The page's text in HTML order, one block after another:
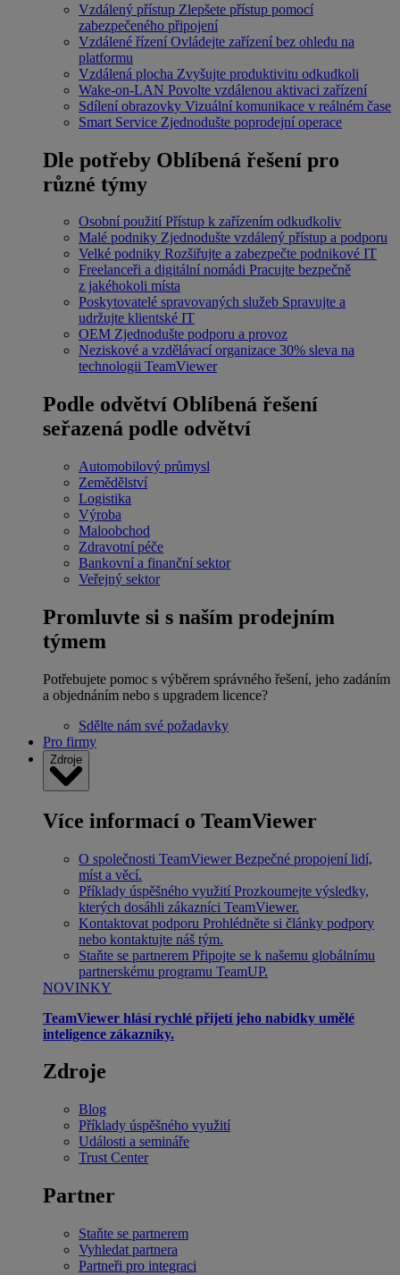
Vzdálený přístup Zlepšete přístup pomocí
zabezpečeného připojení
Vzdálené řízení Ovládejte zařízení bez ohledu na
platformu
Vzdálená plocha Zvyšujte produktivitu odkudkoli
Wake-on-LAN Povolte vzdálenou aktivaci zařízení
Sdílení obrazovky Vizuální komunikace v reálném čase
Smart Service Zjednodušte poprodejní operace
Dle potřeby Oblíbená řešení pro
různé týmy
Osobní použití Přístup k zařízením odkudkoliv
Malé podniky Zjednodušte vzdálený přístup a podporu
Velké podniky Rozšiřujte a zabezpečte podnikové IT
Freelanceři a digitální nomádi Pracujte bezpečně
z jakéhokoli místa
Poskytovatelé spravovaných služeb Spravujte a
udržujte klientské IT
OEM Zjednodušte podporu a provoz
Neziskové a vzdělávací organizace 30% sleva na
technologii TeamViewer
Podle odvětví Oblíbená řešení
seřazená podle odvětví
Automobilový průmysl
Zemědělství
Logistika
Výroba
Maloobchod
Zdravotní péče
Bankovní a finanční sektor
Veřejný sektor
Promluvte si s naším prodejním
týmem
Potřebujete pomoc s výběrem správného řešení, jeho zadáním
a objednáním nebo s upgradem licence?
Sdělte nám své požadavky
Pro firmy
Zdroje
Více informací o TeamViewer
O společnosti TeamViewer Bezpečné propojení lidí,
míst a věcí.
Příklady úspěšného využití Prozkoumejte výsledky,
kterých dosáhli zákazníci TeamViewer.
Kontaktovat podporu Prohlédněte si články podpory
nebo kontaktujte náš tým.
Staňte se partnerem Připojte se k našemu globálnímu
partnerskému programu TeamUP.
NOVINKY
TeamViewer hlásí rychlé přijetí jeho nabídky umělé
inteligence zákazníky.
Zdroje
Blog
Příklady úspěšného využití
Události a semináře
Trust Center
Partner
Staňte se partnerem
Vyhledat partnera
Partneři pro integraci